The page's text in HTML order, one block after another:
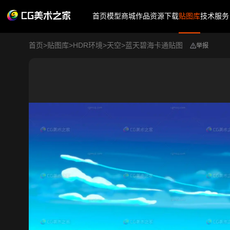
首页模型商城作品资源下载贴图库技术服务
首页>贴图库>HDR环境>天空>蓝天碧海卡通贴图 举报